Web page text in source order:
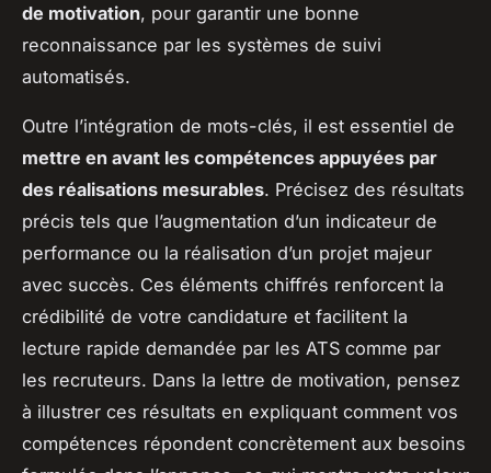
de motivation, pour garantir une bonne
reconnaissance par les systèmes de suivi
automatisés.
Outre l’intégration de mots-clés, il est essentiel de
mettre en avant les compétences appuyées par
des réalisations mesurables. Précisez des résultats
précis tels que l’augmentation d’un indicateur de
performance ou la réalisation d’un projet majeur
avec succès. Ces éléments chiffrés renforcent la
crédibilité de votre candidature et facilitent la
lecture rapide demandée par les ATS comme par
les recruteurs. Dans la lettre de motivation, pensez
à illustrer ces résultats en expliquant comment vos
compétences répondent concrètement aux besoins